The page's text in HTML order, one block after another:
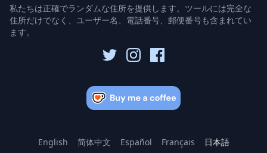
私たちは正確でランダムな住所を提供します。ツールには完全な
住所だけでなく、ユーザー名、電話番号、郵便番号も含まれてい
ます。
English 简体中文 Español Français 日本語